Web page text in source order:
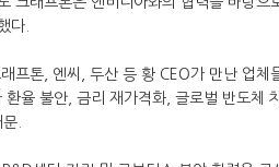
다.​
프톤, 엔씨, 두산 등 황 CEO가 만난 업체
율 불안, 금리 재가격화, 글로벌 반도체
.